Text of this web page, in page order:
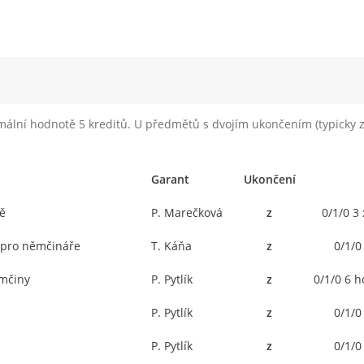
hodnotě 5 kreditů. U předmětů s dvojím ukončením (typicky
Garant Ukončení
P. Marečková z 0/1/0 3
němčináře T. Káňa z 0/1/
P. Pytlík z 0/1/0 6
P. Pytlík z 0/1/
P. Pytlík z 0/1/